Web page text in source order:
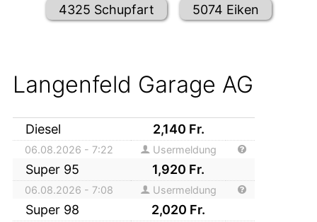
4325 Schupfart 5074 Eiken
Langenfeld Garage AG
Diesel 2,140 Fr.
06.08.2026 - 7:22 Usermeldung
Super 95 1,920 Fr.
06.08.2026 - 7:08 Usermeldung
Super 98 2,020 Fr.